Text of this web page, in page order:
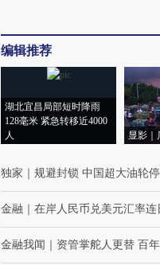
编辑推荐
湖北宜昌局部短时降雨
128毫米 紧急转移近4000
人
显影｜
独家 规避封锁 中国超大油轮
金融 在岸人民币兑美元汇率连
金融我闻 资管掌舵人更替 百